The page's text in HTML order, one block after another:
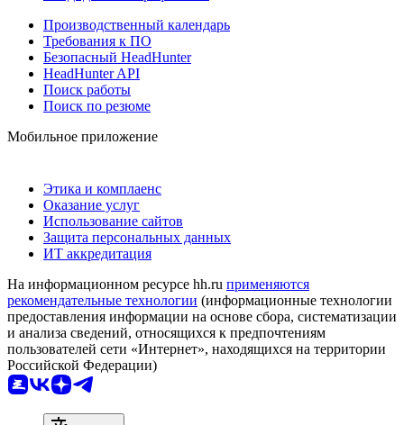
Производственный календарь
Требования к ПО
Безопасный HeadHunter
HeadHunter API
Поиск работы
Поиск по резюме
Мобильное приложение
Этика и комплаенс
Оказание услуг
Использование сайтов
Защита персональных данных
ИТ аккредитация
На информационном ресурсе hh.ru применяются
рекомендательные технологии (информационные технологии
предоставления информации на основе сбора, систематизации
и анализа сведений, относящихся к предпочтениям
пользователей сети «Интернет», находящихся на территории
Российской Федерации)